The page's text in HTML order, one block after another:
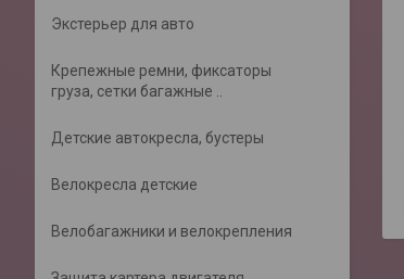
Экстерьер для авто
Крепежные ремни, фиксаторы
груза, сетки багажные ..
Детские автокресла, бустеры
Велокресла детские
Велобагажники и велокрепления